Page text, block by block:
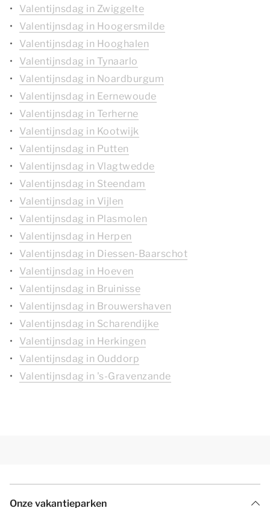
Valentijnsdag in Zwiggelte
Valentijnsdag in Hoogersmilde
Valentijnsdag in Hooghalen
Valentijnsdag in Tynaarlo
Valentijnsdag in Noardburgum
Valentijnsdag in Eernewoude
Valentijnsdag in Terherne
Valentijnsdag in Kootwijk
Valentijnsdag in Putten
Valentijnsdag in Vlagtwedde
Valentijnsdag in Steendam
Valentijnsdag in Vijlen
Valentijnsdag in Plasmolen
Valentijnsdag in Herpen
Valentijnsdag in Diessen-Baarschot
Valentijnsdag in Hoeven
Valentijnsdag in Bruinisse
Valentijnsdag in Brouwershaven
Valentijnsdag in Scharendijke
Valentijnsdag in Herkingen
Valentijnsdag in Ouddorp
Valentijnsdag in 's-Gravenzande
Onze vakantieparken